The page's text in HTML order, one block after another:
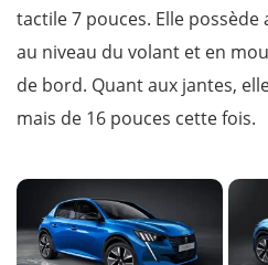
tactile 7 pouces. Elle
au niveau du volant et en
de bord. Quant aux jantes,
mais de 16 pouces cette fois.